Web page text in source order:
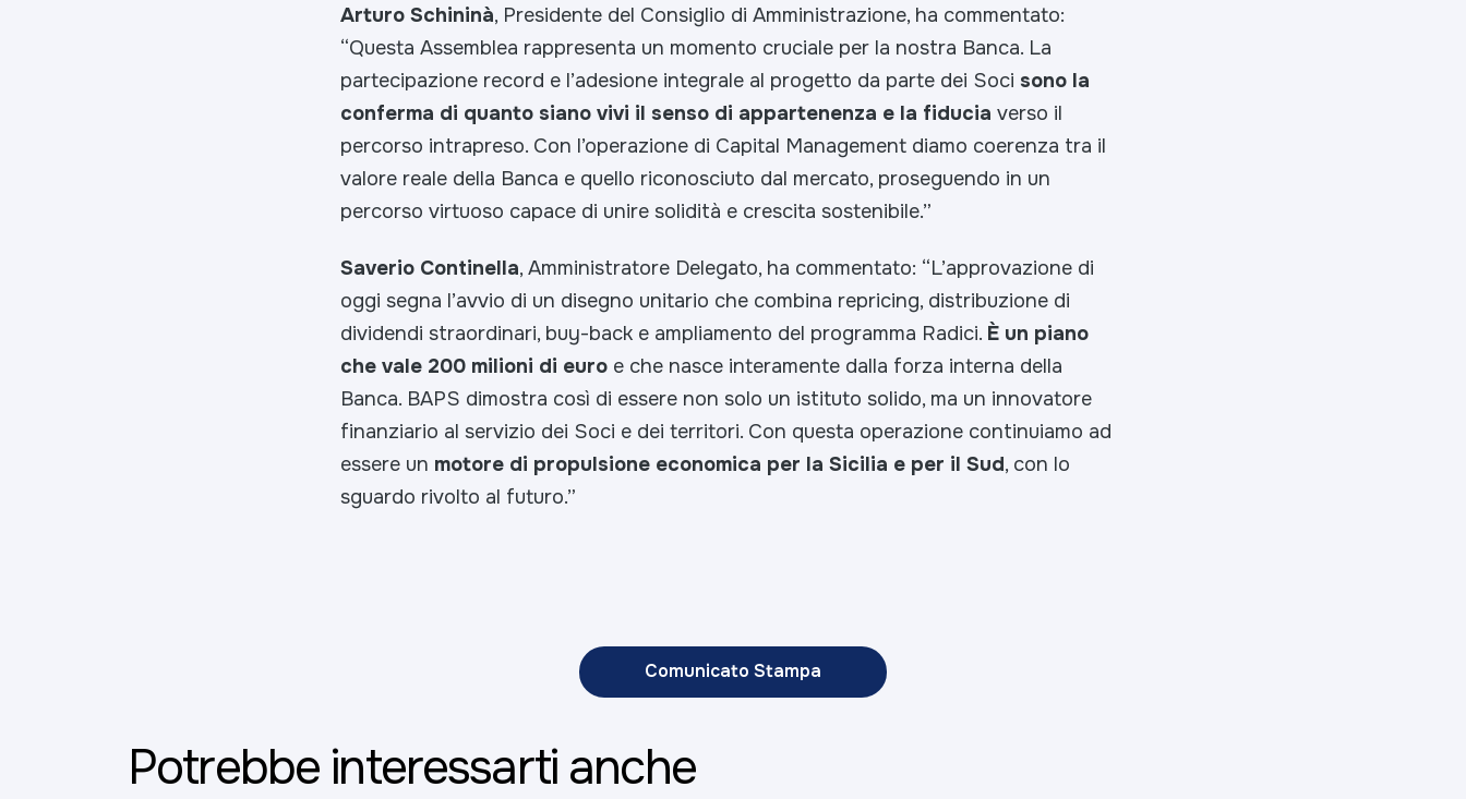
Arturo Schininà, Presidente del Consiglio di Amministrazione, ha commentato:
“Questa Assemblea rappresenta un momento cruciale per la nostra Banca. La
partecipazione record e l’adesione integrale al progetto da parte dei Soci sono la
conferma di quanto siano vivi il senso di appartenenza e la fiducia verso il
percorso intrapreso. Con l’operazione di Capital Management diamo coerenza tra il
valore reale della Banca e quello riconosciuto dal mercato, proseguendo in un
percorso virtuoso capace di unire solidità e crescita sostenibile.”
Saverio Continella, Amministratore Delegato, ha commentato: “L’approvazione di
oggi segna l’avvio di un disegno unitario che combina repricing, distribuzione di
dividendi straordinari, buy-back e ampliamento del programma Radici. È un piano
che vale 200 milioni di euro e che nasce interamente dalla forza interna della
Banca. BAPS dimostra così di essere non solo un istituto solido, ma un innovatore
finanziario al servizio dei Soci e dei territori. Con questa operazione continuiamo ad
essere un motore di propulsione economica per la Sicilia e per il Sud, con lo
sguardo rivolto al futuro.”
Comunicato Stampa
Potrebbe interessarti anche